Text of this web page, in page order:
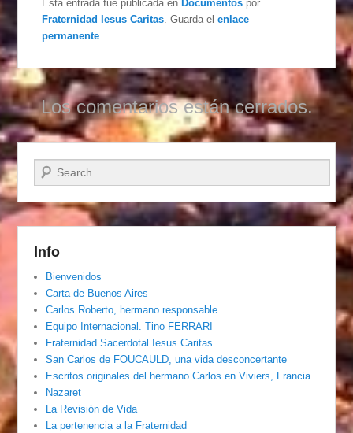
Esta entrada fue publicada en Documentos por
Fraternidad Iesus Caritas. Guarda elenlace
permanente.
Los comentarios están cerrados.
Buscar
Info
Bienvenidos
Carta de Buenos Aires
Carlos Roberto, hermano responsable
Equipo Internacional. Tino FERRARI
Fraternidad Sacerdotal Iesus Caritas
San Carlos de FOUCAULD, una vida desconcertante
Escritos originales del hermano Carlos en Viviers, Francia
Nazaret
La Revisión de Vida
La pertenencia a la Fraternidad